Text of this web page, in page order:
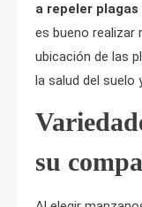
a repeler
es bueno realizar
ubicación de las
la salud del suelo
su